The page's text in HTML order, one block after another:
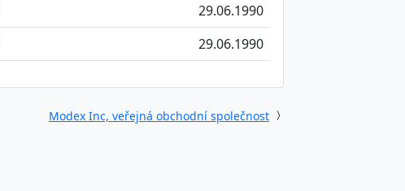
29.06.1990
29.06.1990
Modex Inc, veřejná obchodní společnost